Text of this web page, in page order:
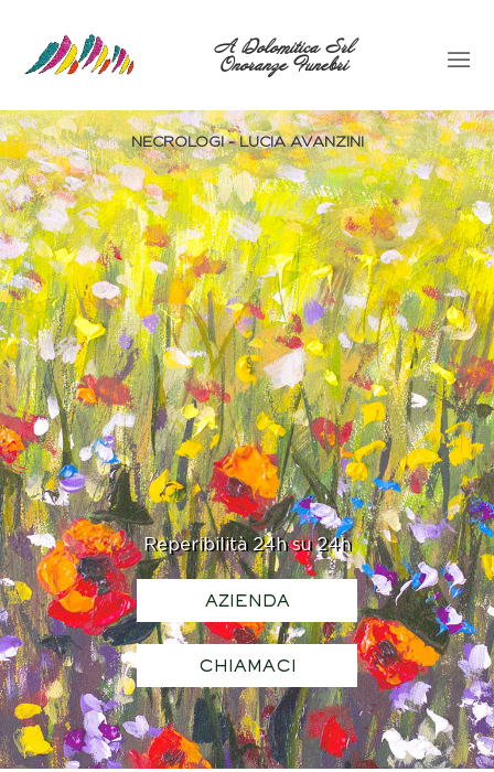
A Dolomitica Srl
Onoranze Funebri
Reperibilità 24h su 24h
AZIENDA
CHIAMACI
NECROLOGI - LUCIA AVANZINI